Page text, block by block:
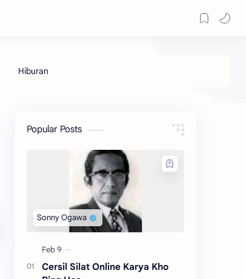
Popular Posts
Cersil Silat Online Karya Kho